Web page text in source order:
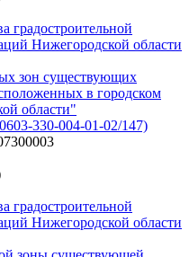
градостроительной
Нижегородской области
зон существующих
в городском
области"
330-004-01-02/147)
градостроительной
Нижегородской области